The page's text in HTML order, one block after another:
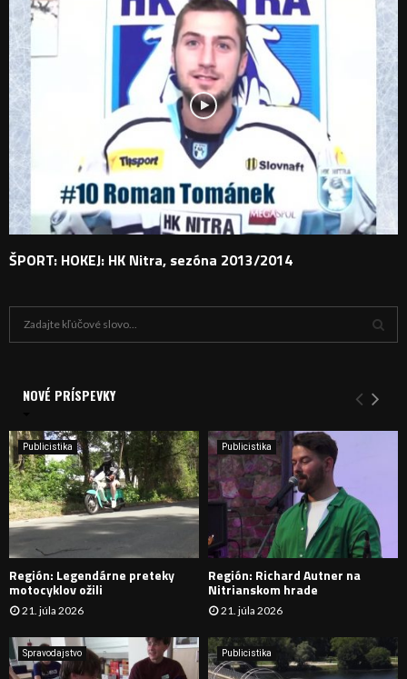
ŠPORT: HOKEJ: HK Nitra, sezóna 2013/2014
i
e
:
Y
H
D
A
NOVÉ PRÍSPEVKY
Publicistika
Región: Legendárne preteky
motocyklov ožili
21. júla 2026
Publicistika
Región: Richard Autner na
Nitrianskom hrade
21. júla 2026
Spravodajstvo Publicistika